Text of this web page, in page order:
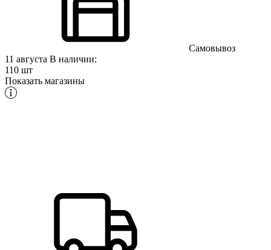
Самовывоз
11 августа В наличии:
110 шт
Показать магазины